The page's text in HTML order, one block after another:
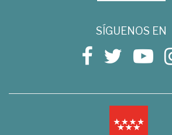
SÍGUENOS EN